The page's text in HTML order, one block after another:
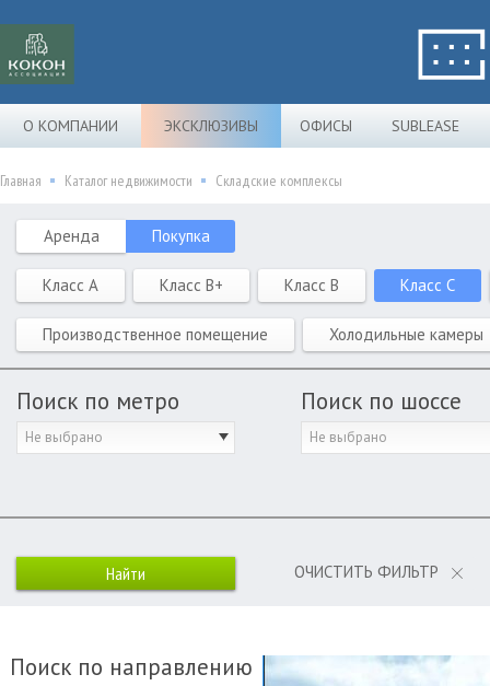
О КОМПАНИИ ЭКСКЛЮЗИВЫ ОФИСЫ SUBLEASE
Главная Каталог недвижимости Складские комплексы
Аренда Покупка
Класс A Класс B+ Класс B Класс C
Производственное помещение Холодильные камеры
Поиск по метро
Не выбрано
Поиск по шоссе
Не выбрано
ОЧИСТИТЬ ФИЛЬТР
Поиск по направлению